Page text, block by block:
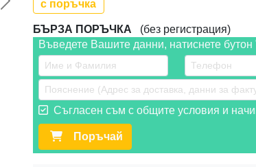
Следваща >>
с поръчка
БЪРЗА ПОРЪЧКА (без регистрация)
Въведете Вашите данни, натиснете
Съгласен съм с общите условия и
Поръчай